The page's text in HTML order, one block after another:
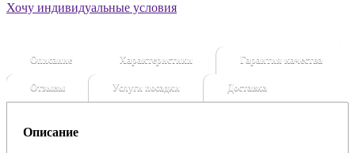
Хочу индивидуальные условия
Описание Характеристики Гарантия качества
Отзывы Услуги посадки Доставка
Описание